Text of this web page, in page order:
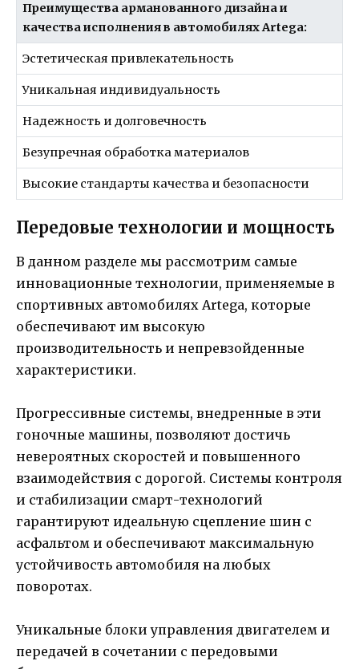
Преимущества арманованного дизайна и
качества исполнения в автомобилях Artega:
Эстетическая привлекательность
Уникальная индивидуальность
Надежность и долговечность
Безупречная обработка материалов
Высокие стандарты качества и безопасности
Передовые технологии и мощность
В данном разделе мы рассмотрим самые
инновационные технологии, применяемые в
спортивных автомобилях Artega, которые
обеспечивают им высокую
производительность и непревзойденные
характеристики.
Прогрессивные системы, внедренные в эти
гоночные машины, позволяют достичь
невероятных скоростей и повышенного
взаимодействия с дорогой. Системы контроля
и стабилизации смарт-технологий
гарантируют идеальную сцепление шин с
асфальтом и обеспечивают максимальную
устойчивость автомобиля на любых
поворотах.
Уникальные блоки управления двигателем и
передачей в сочетании с передовыми